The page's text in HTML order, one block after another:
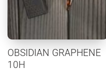
OBSIDIAN GRAPHENE
10H